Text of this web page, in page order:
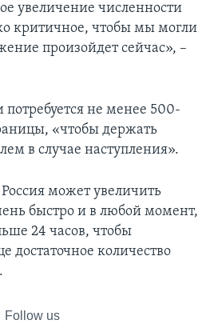
увеличение численности
критичное, чтобы мы могли
произойдет сейчас», –
потребуется не менее 500-
«чтобы держать
в случае наступления».
может увеличить
быстро и в любой момент,
24 часов, чтобы
достаточное количество
Follow us